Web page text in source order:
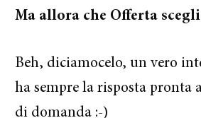
Ma allora che Offerta
Beh, diciamocelo, un vero
ha sempre la risposta pronta
di domanda :-)